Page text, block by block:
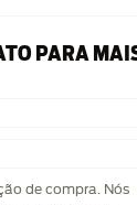
PARA
de compra. Nós